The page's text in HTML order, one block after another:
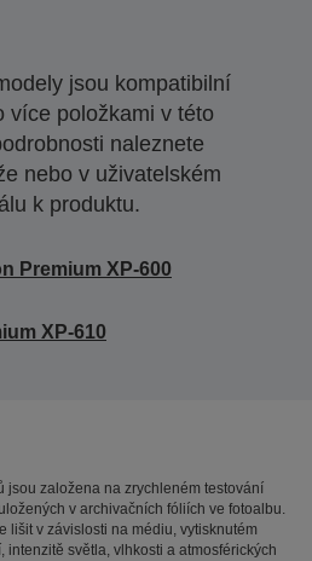
jsou kompatibilní
více položkami v této
naleznete
nebo v uživatelském
k produktu.
Premium XP-600
XP-610
jsou založena na zrychleném testování
v archivačních fóliích ve fotoalbu.
lišit v závislosti na médiu, vytisknutém
světla, vlhkosti a atmosférických